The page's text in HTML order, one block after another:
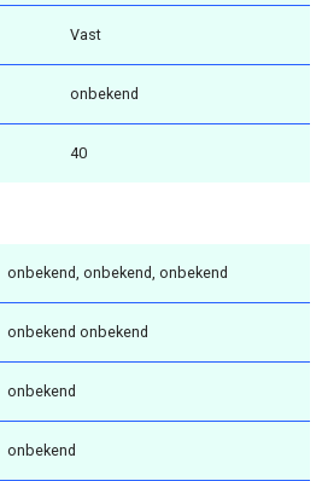
Vast
onbekend
40
onbekend, onbekend, onbekend
onbekend onbekend
onbekend
onbekend